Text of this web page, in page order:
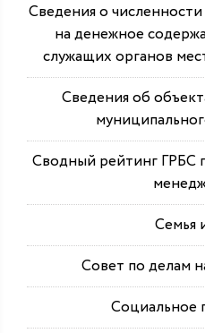
Сведения о
на денежное
служащих органов
Сведения об
Сводный рейтинг ГРБС
Семья
Совет по делам
Социальное